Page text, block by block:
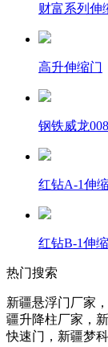
财富系列伸
高升伸缩门
钢铁威龙
红钻A-1伸
红钻B-1伸
热门搜索
新疆悬浮门厂家
疆升降柱厂家 ，
快速门，新疆梦